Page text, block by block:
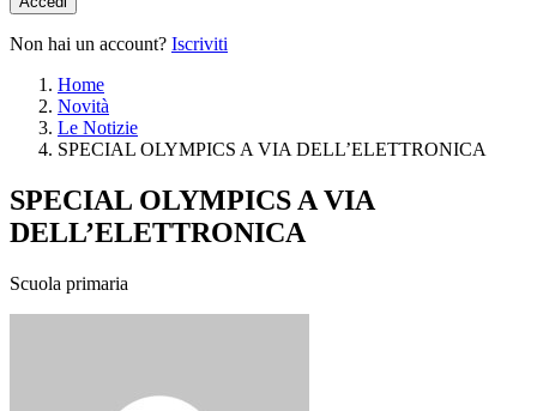
Non hai un account? Iscriviti
Home
Novità
Le Notizie
SPECIAL OLYMPICS A VIA DELL’ELETTRONICA
SPECIAL OLYMPICS A VIA
DELL’ELETTRONICA
Scuola primaria